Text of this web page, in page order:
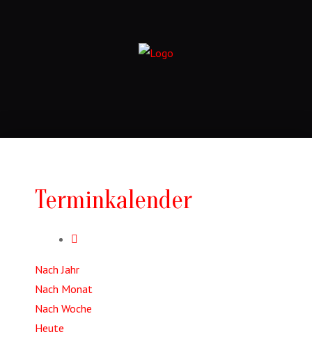
Terminkalender
Nach Jahr
Nach Monat
Nach Woche
Heute